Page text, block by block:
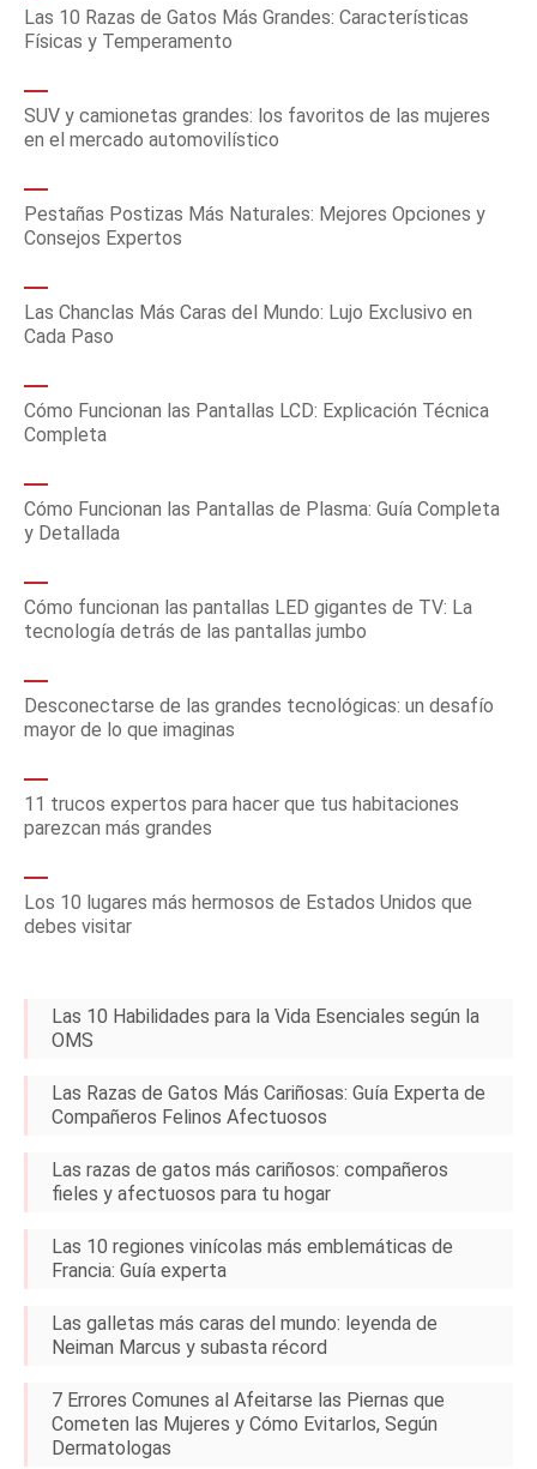
Las 10 Razas de Gatos Más Grandes: Características
Físicas y Temperamento
SUV y camionetas grandes: los favoritos de las mujeres
en el mercado automovilístico
Pestañas Postizas Más Naturales: Mejores Opciones y
Consejos Expertos
Las Chanclas Más Caras del Mundo: Lujo Exclusivo en
Cada Paso
Cómo Funcionan las Pantallas LCD: Explicación Técnica
Completa
Cómo Funcionan las Pantallas de Plasma: Guía Completa
y Detallada
Cómo funcionan las pantallas LED gigantes de TV: La
tecnología detrás de las pantallas jumbo
Desconectarse de las grandes tecnológicas: un desafío
mayor de lo que imaginas
11 trucos expertos para hacer que tus habitaciones
parezcan más grandes
Los 10 lugares más hermosos de Estados Unidos que
debes visitar
Las 10 Habilidades para la Vida Esenciales según la
OMS
Las Razas de Gatos Más Cariñosas: Guía Experta de
Compañeros Felinos Afectuosos
Las razas de gatos más cariñosos: compañeros
fieles y afectuosos para tu hogar
Las 10 regiones vinícolas más emblemáticas de
Francia: Guía experta
Las galletas más caras del mundo: leyenda de
Neiman Marcus y subasta récord
7 Errores Comunes al Afeitarse las Piernas que
Cometen las Mujeres y Cómo Evitarlos, Según
Dermatologas